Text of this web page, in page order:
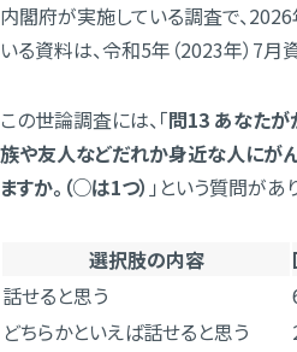
内閣府が実施している調査で、
いる資料は、令和5年（2023年）7月
この世論調査には、「問13 あなたが
族や友人などだれか身近な人にが
ますか。（○は1つ） 」という質問があ
選択肢の内容
話せると思う
どちらかといえば話せると思う